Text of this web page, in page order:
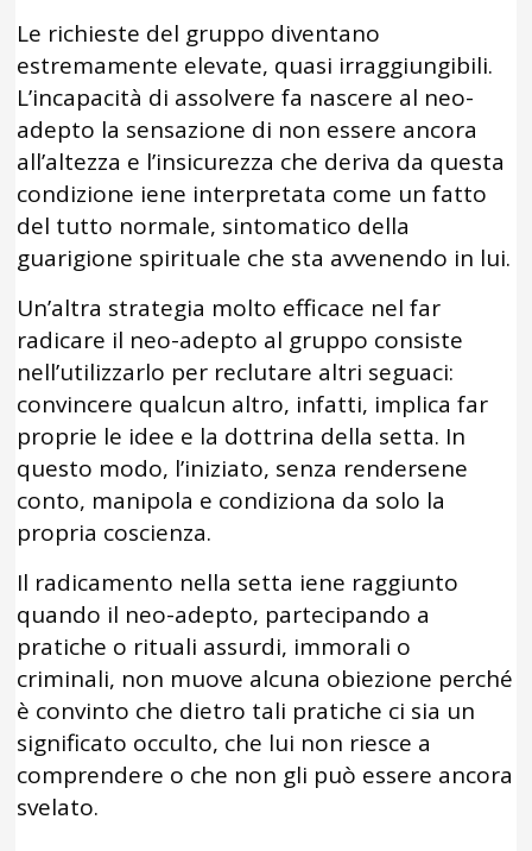
Le richieste del gruppo diventano
estremamente elevate, quasi irraggiungibili.
L’incapacità di assolvere fa nascere al neo-
adepto la sensazione di non essere ancora
all’altezza e l’insicurezza che deriva da questa
condizione iene interpretata come un fatto
del tutto normale, sintomatico della
guarigione spirituale che sta avvenendo in lui.
Un’altra strategia molto efficace nel far
radicare il neo-adepto al gruppo consiste
nell’utilizzarlo per reclutare altri seguaci:
convincere qualcun altro, infatti, implica far
proprie le idee e la dottrina della setta. In
questo modo, l’iniziato, senza rendersene
conto, manipola e condiziona da solo la
propria coscienza.
Il radicamento nella setta iene raggiunto
quando il neo-adepto, partecipando a
pratiche o rituali assurdi, immorali o
criminali, non muove alcuna obiezione perché
è convinto che dietro tali pratiche ci sia un
significato occulto, che lui non riesce a
comprendere o che non gli può essere ancora
svelato.